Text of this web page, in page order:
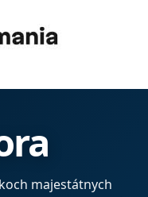
majestátnych